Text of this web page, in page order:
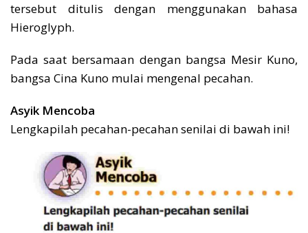
tersebut ditulis dengan menggunakan bahasa
Hieroglyph.
Pada saat bersamaan dengan bangsa Mesir Kuno,
bangsa Cina Kuno mulai mengenal pecahan.
Asyik Mencoba
Lengkapilah pecahan-pecahan senilai di bawah ini!